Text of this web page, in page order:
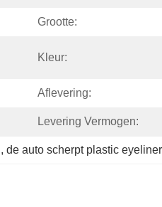
Grootte:
Kleur:
Aflevering:
Levering Vermogen:
, de auto scherpt plastic